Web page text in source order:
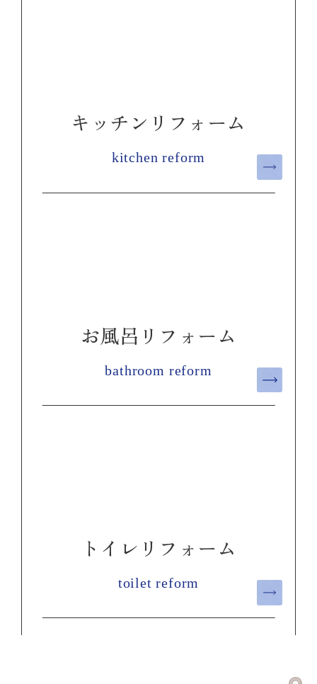
キッチンリフォーム
kitchen reform
お風呂リフォーム
bathroom reform
トイレリフォーム
toilet reform